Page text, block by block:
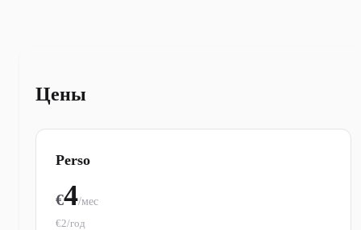
Цены
Perso
€4/мес
€2/год